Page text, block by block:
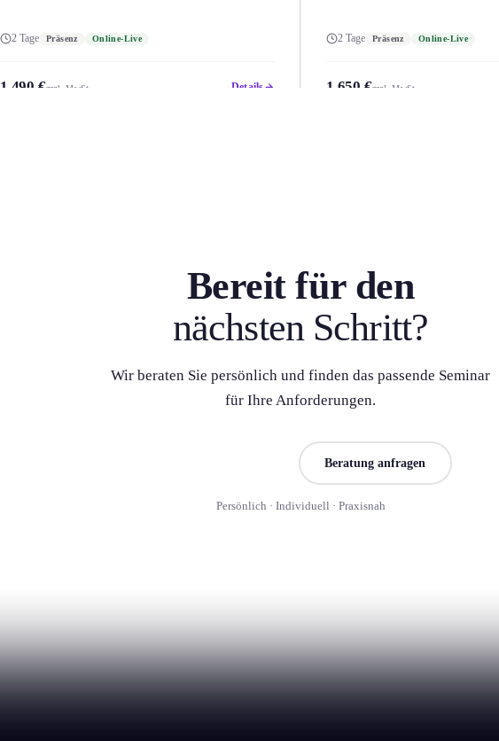
2 Tage Präsenz Online-Live
1.490 €zzgl. MwSt. Details
2 Tage Präsenz Online-Live
1.650 €zzgl. MwSt.
Bereit für den
nächsten Schritt?
Wir beraten Sie persönlich und finden das passende Seminar
für Ihre Anforderung­en.
Beratung anfragen
Persönlich · Individuell · Praxisnah